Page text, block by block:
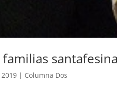
familias
2019 | Columna Dos